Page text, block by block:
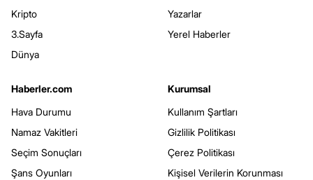
Kripto
3.Sayfa
Dünya
Yazarlar
Yerel Haberler
Haberler.com
Hava Durumu
Namaz Vakitleri
Seçim Sonuçları
Şans Oyunları
Kurumsal
Kullanım Şartları
Gizlilik Politikası
Çerez Politikası
Kişisel Verilerin Korunması